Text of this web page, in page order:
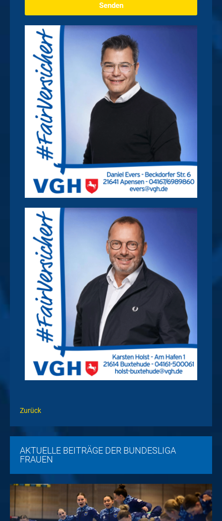
Senden
Zurück
AKTUELLE BEITRÄGE DER BUNDESLIGA
FRAUEN